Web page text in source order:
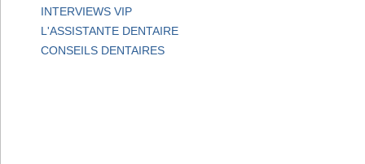
INTERVIEWS VIP
L'ASSISTANTE DENTAIRE
CONSEILS DENTAIRES